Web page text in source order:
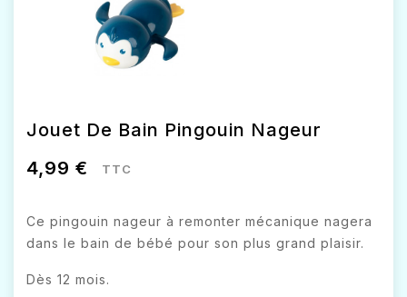
Jouet De Bain Pingouin Nageur
4,99 €
TTC
Ce pingouin nageur à remonter mécanique nagera
dans le bain de bébé pour son plus grand plaisir.
Dès 12 mois.